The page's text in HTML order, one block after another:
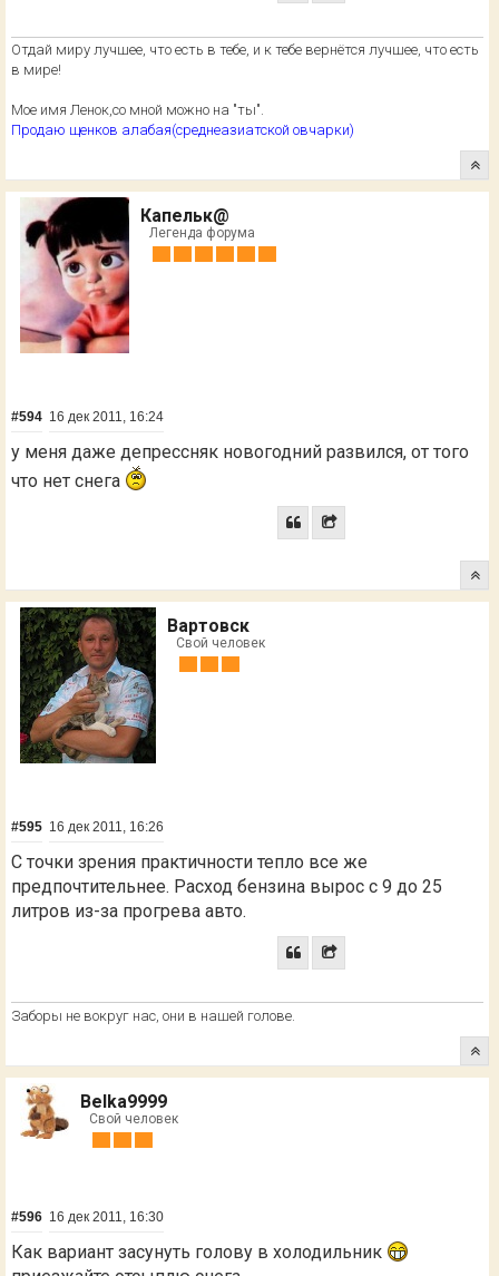
Отдай миру лучшее, что есть в тебе, и к тебе вернётся лучшее, что есть
в мире!
Мое имя Ленок,со мной можно на "ты".
Продаю щенков алабая(среднеазиатской овчарки)
Капельк@
Легенда форума
#594 16 дек 2011, 16:24
у меня даже депрессняк новогодний развился, от того
что нет снега
Вартовск
Свой человек
#595 16 дек 2011, 16:26
С точки зрения практичности тепло все же
предпочтительнее. Расход бензина вырос с 9 до 25
литров из-за прогрева авто.
Заборы не вокруг нас, они в нашей голове.
Belka9999
Свой человек
#596 16 дек 2011, 16:30
Как вариант засунуть голову в холодильник